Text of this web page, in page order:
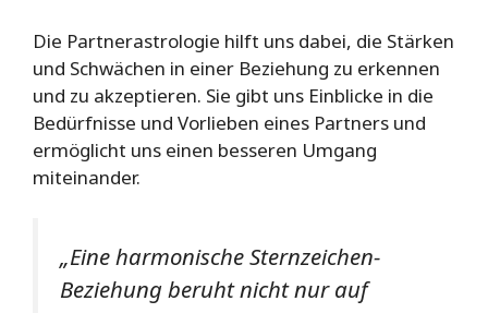
Die Partnerastrologie hilft uns dabei, die Stärken
und Schwächen in einer Beziehung zu erkennen
und zu akzeptieren. Sie gibt uns Einblicke in die
Bedürfnisse und Vorlieben eines Partners und
ermöglicht uns einen besseren Umgang
miteinander.
„Eine harmonische Sternzeichen-
Beziehung beruht nicht nur auf